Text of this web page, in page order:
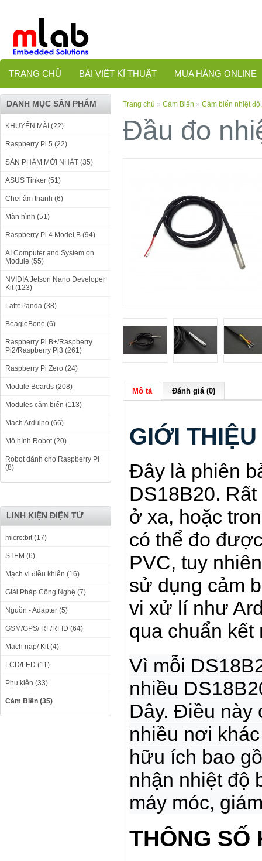
TRANG CHỦ BÀI VIẾT KĨ THUẬT MUA HÀNG ONLINE
DANH MỤC SẢN PHẨM
KHUYẾN MÃI (22)
Raspberry Pi 5 (22)
SẢN PHẨM MỚI NHẤT (35)
ASUS Tinker (51)
Chơi âm thanh (6)
Màn hình (51)
Raspberry Pi 4 Model B (94)
AI Computer and System on
Module (55)
NVIDIA Jetson Nano Developer
Kit (123)
LattePanda (38)
BeagleBone (6)
Raspberry Pi B+/Raspberry
Pi2/Raspberry Pi3 (261)
Raspberry Pi Zero (24)
Module Boards (208)
Modules cảm biến (113)
Mạch Arduino (66)
Mô hình Robot (20)
Robot dành cho Raspberry Pi
(8)
LINH KIỆN ĐIỆN TỬ
micro:bit (17)
STEM (6)
Mạch vi điều khiển (16)
Giải Pháp Công Nghệ (7)
Nguồn - Adapter (5)
GSM/GPS/ RF/RFID (64)
Mạch nạp/ Kit (4)
LCD/LED (11)
Phụ kiện (33)
Cảm Biến (35)
Trang chủ » Cảm Biến » Cảm biến nhiệt
Đầu đo
Mô tả Đánh giá (0)
GIỚI THIỆU
Đây là phiên
DS18B20.
ở xa, hoặc
có thể đo
PVC, tuy
sử dụng cảm
vi xử lí như
qua chuẩn
Vì mỗi
nhiều
Dây. Điều này
nhiều nơi
hữu ích bao
nhận nhiệt độ
máy móc,
THÔNG SỐ